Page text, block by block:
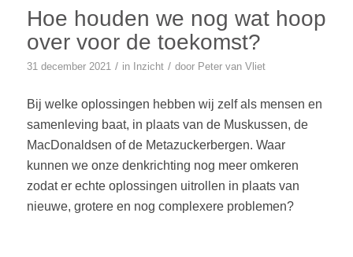
Hoe houden we nog wat hoop
over voor de toekomst?
31 december 2021 / in Inzicht / door Peter van Vliet
Bij welke oplossingen hebben wij zelf als mensen en
samenleving baat, in plaats van de Muskussen, de
MacDonaldsen of de Metazuckerbergen. Waar
kunnen we onze denkrichting nog meer omkeren
zodat er echte oplossingen uitrollen in plaats van
nieuwe, grotere en nog complexere problemen?